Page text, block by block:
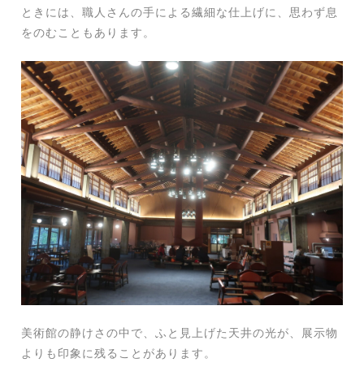
ときには、職人さんの手による繊細な仕上げに、思わず息
をのむこともあります。
美術館の静けさの中で、ふと見上げた天井の光が、展示物
よりも印象に残ることがあります。